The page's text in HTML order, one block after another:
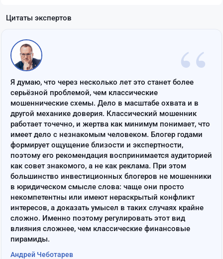
Цитаты экспертов
“
Я думаю, что через несколько лет это станет более
серьёзной проблемой, чем классические
мошеннические схемы. Дело в масштабе охвата и в
другой механике доверия. Классический мошенник
работает точечно, и жертва как минимум понимает, что
имеет дело с незнакомым человеком. Блогер годами
формирует ощущение близости и экспертности,
поэтому его рекомендация воспринимается аудиторией
как совет знакомого, а не как реклама. При этом
большинство инвестиционных блогеров не мошенники
в юридическом смысле слова: чаще они просто
некомпетентны или имеют нераскрытый конфликт
интересов, а доказать умысел в таких случаях крайне
сложно. Именно поэтому регулировать этот вид
влияния сложнее, чем классические финансовые
пирамиды.
Андрей Чеботарев